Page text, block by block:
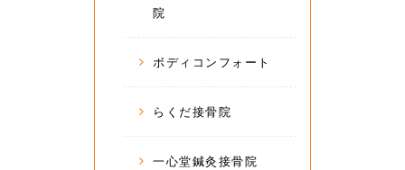
院
ボディコンフォート
らくだ接骨院
一心堂鍼灸接骨院